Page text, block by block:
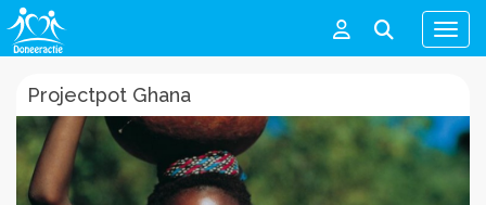
Menu
Projectpot Ghana